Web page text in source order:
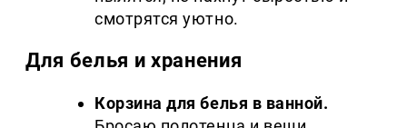
смотрятся уютно.
Для белья и хранения
Корзина для белья в ванной.